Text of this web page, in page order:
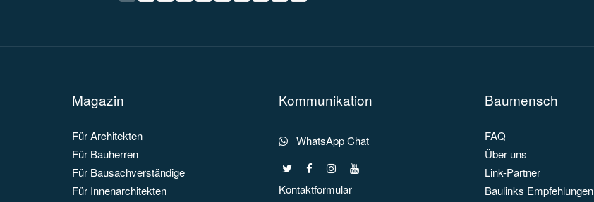
Magazin
Für Architekten
Für Bauherren
Für Bausachverständige
Für Innenarchitekten
Kommunikation
WhatsApp Chat
Kontaktformular
Baumensch
FAQ
Über uns
Link-Partner
Baulinks Empfehlungen